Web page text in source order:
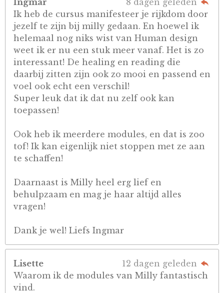
Ingmar
8 dagen geleden
Ik heb de cursus manifesteer je rijkdom door
jezelf te zijn bij milly gedaan. En hoewel ik
helemaal nog niks wist van Human design
weet ik er nu een stuk meer vanaf. Het is zo
interessant! De healing en reading die
daarbij zitten zijn ook zo mooi en passend en
voel ook echt een verschil!
Super leuk dat ik dat nu zelf ook kan
toepassen!
Ook heb ik meerdere modules, en dat is zoo
tof! Ik kan eigenlijk niet stoppen met ze aan
te schaffen!
Daarnaast is Milly heel erg lief en
behulpzaam en mag je haar altijd alles
vragen!
Dank je wel! Liefs Ingmar
Lisette
12 dagen geleden
Waarom ik de modules van Milly fantastisch
vind.